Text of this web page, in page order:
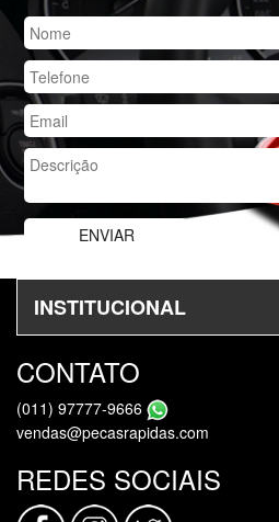
INSTITUCIONAL
CONTATO
(011) 97777-9666
vendas@pecasrapidas.com
REDES SOCIAIS